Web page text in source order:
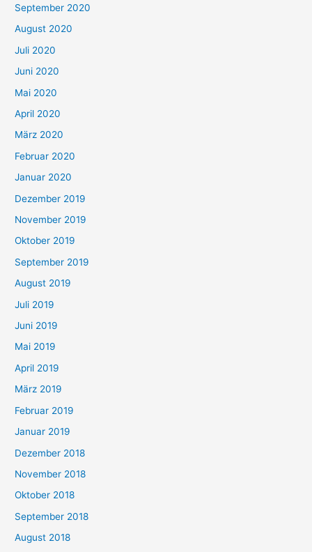
September 2020
August 2020
Juli 2020
Juni 2020
Mai 2020
April 2020
März 2020
Februar 2020
Januar 2020
Dezember 2019
November 2019
Oktober 2019
September 2019
August 2019
Juli 2019
Juni 2019
Mai 2019
April 2019
März 2019
Februar 2019
Januar 2019
Dezember 2018
November 2018
Oktober 2018
September 2018
August 2018